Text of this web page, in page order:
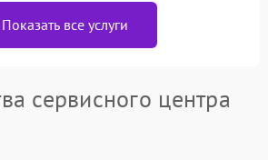
Показать все услуги
сервисного центра